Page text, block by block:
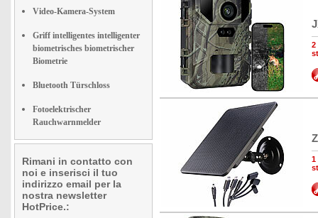
Video-Kamera-System
Griff intelligentes intelligenter
biometrisches biometrischer
Biometrie
Bluetooth Türschloss
Fotoelektrischer
Rauchwarnmelder
Rimani in contatto con
noi e inserisci il tuo
indirizzo email per la
nostra newsletter
HotPrice.:
2
1